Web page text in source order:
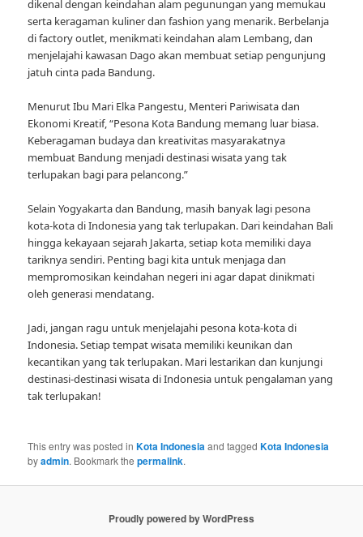
dikenal dengan keindahan alam pegunungan yang memukau
serta keragaman kuliner dan fashion yang menarik. Berbelanja
di factory outlet, menikmati keindahan alam Lembang, dan
menjelajahi kawasan Dago akan membuat setiap pengunjung
jatuh cinta pada Bandung.
Menurut Ibu Mari Elka Pangestu, Menteri Pariwisata dan
Ekonomi Kreatif, “Pesona Kota Bandung memang luar biasa.
Keberagaman budaya dan kreativitas masyarakatnya
membuat Bandung menjadi destinasi wisata yang tak
terlupakan bagi para pelancong.”
Selain Yogyakarta dan Bandung, masih banyak lagi pesona
kota-kota di Indonesia yang tak terlupakan. Dari keindahan Bali
hingga kekayaan sejarah Jakarta, setiap kota memiliki daya
tariknya sendiri. Penting bagi kita untuk menjaga dan
mempromosikan keindahan negeri ini agar dapat dinikmati
oleh generasi mendatang.
Jadi, jangan ragu untuk menjelajahi pesona kota-kota di
Indonesia. Setiap tempat wisata memiliki keunikan dan
kecantikan yang tak terlupakan. Mari lestarikan dan kunjungi
destinasi-destinasi wisata di Indonesia untuk pengalaman yang
tak terlupakan!
This entry was posted inKota Indonesiaand taggedKota Indonesia
byadmin. Bookmark thepermalink.
Proudly powered by WordPress